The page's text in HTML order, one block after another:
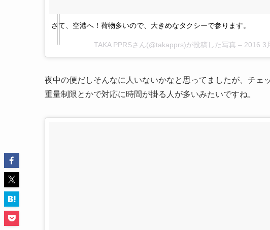
さて、空港へ！荷物多いので、大きめなタクシーで参ります。
TAKA PPRSさん(@takapprs)が投稿した写真 – 2016 3
夜中の便だしそんなに人いないかなと思ってましたが、チェ
重量制限とかで対応に時間が掛る人が多いみたいですね。